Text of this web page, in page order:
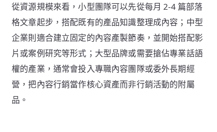
從資源規模來看，小型團隊可以先從每月 2-4 篇部落
格文章起步，搭配既有的產品知識整理成內容；中型
企業則適合建立固定的內容產製節奏，並開始搭配影
片或案例研究等形式；大型品牌或需要搶佔專業話語
權的產業，通常會投入專職內容團隊或委外長期經
營，把內容行銷當作核心資產而非行銷活動的附屬
品。